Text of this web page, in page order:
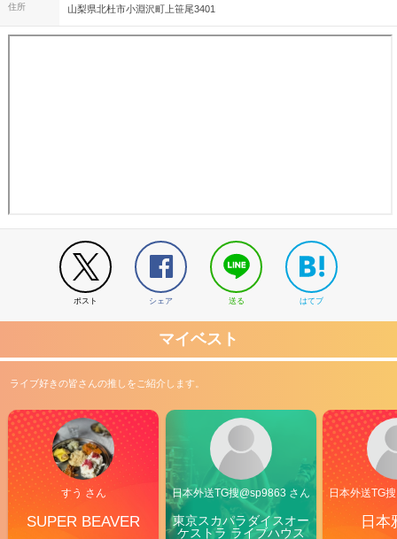
住所 山梨県北杜市小淵沢町上笹尾3401
ポスト シェア 送る はてブ
マイベスト
ライブ好きの皆さんの推しをご紹介します。
すう さん
SUPER BEAVER
日本外送TG搜@sp9863 さん
東京スカパラダイスオー
ケストラ ライブハウス
日本外送TG
日本